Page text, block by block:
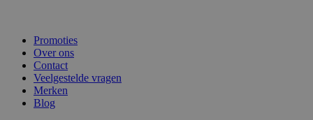
Promoties
Over ons
Contact
Veelgestelde vragen
Merken
Blog